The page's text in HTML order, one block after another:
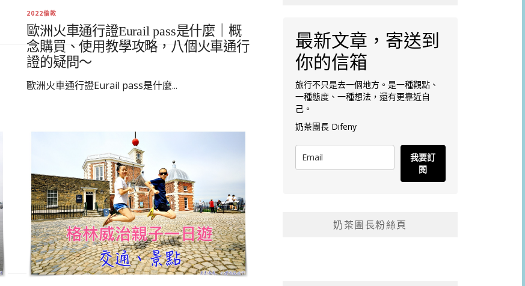
2022倫敦
歐洲火車通行證Eurail pass是什麼｜概
念購買、使用教學攻略，八個火車通行
證的疑問～
歐洲火車通行證Eurail pass是什麼...
最新文章，寄送到
你的信箱
旅行不只是去一個地方。是一種觀點、
一種態度、一種想法，還有更靠近自
己。
奶茶團長 Difeny
我要訂
閱
奶茶團長粉絲頁